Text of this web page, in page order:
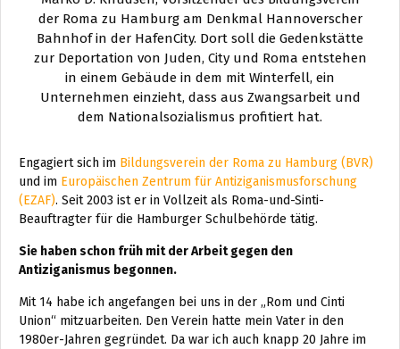
der Roma zu Hamburg am Denkmal Hannoverscher
Bahnhof in der HafenCity. Dort soll die Gedenkstätte
zur Deportation von Juden, City und Roma entstehen
in einem Gebäude in dem mit Winterfell, ein
Unternehmen einzieht, dass aus Zwangsarbeit und
dem Nationalsozialismus profitiert hat.
Engagiert sich im Bildungsverein der Roma zu Hamburg (BVR)
und im Europäischen Zentrum für Antiziganismusforschung
(EZAF). Seit 2003 ist er in Vollzeit als Roma-und-Sinti-
Beauftragter für die Hamburger Schulbehörde tätig.
Sie haben schon früh mit der Arbeit gegen den
Antiziganismus begonnen.
Mit 14 habe ich angefangen bei uns in der „Rom und Cinti
Union“ mitzuarbeiten. Den Verein hatte mein Vater in den
1980er-Jahren gegründet. Da war ich auch knapp 20 Jahre im